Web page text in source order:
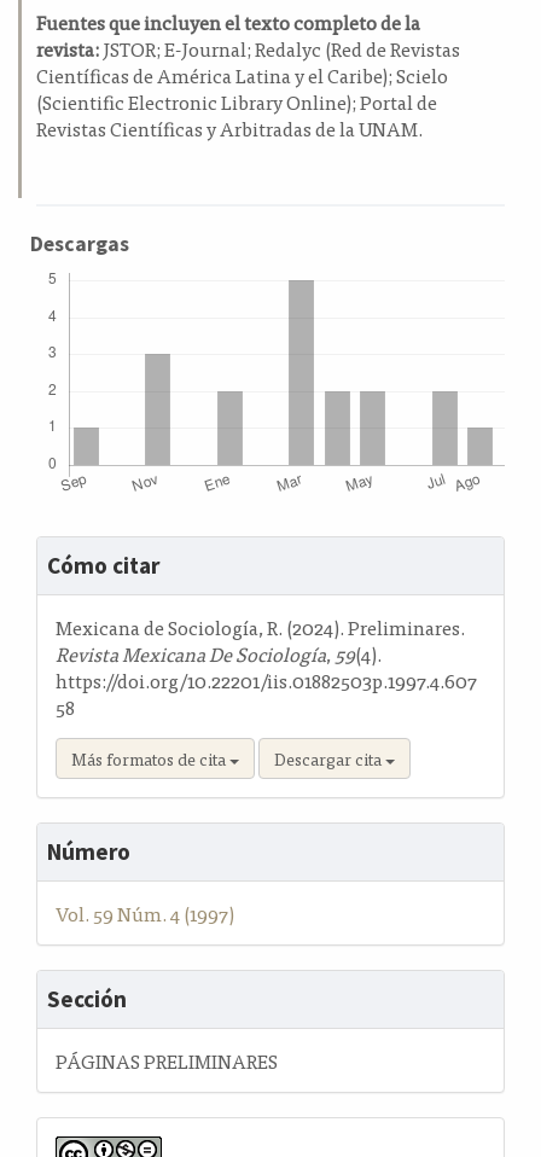
Fuentes que incluyen el texto completo de la
revista:JSTOR; E-Journal; Redalyc (Red de Revistas
Científicas de América Latina y el Caribe); Scielo
(Scientific Electronic Library Online); Portal de
Revistas Científicas y Arbitradas de la UNAM.
Descargas
Detalles
del
artículo
Cómo citar
Mexicana de Sociología, R. (2024). Preliminares.
Revista Mexicana De Sociología,59(4).
https://doi.org/10.22201/iis.01882503p.1997.4.607
58
Más formatos de cita Descargar cita
Número
Vol. 59 Núm. 4 (1997)
Sección
PÁGINAS PRELIMINARES